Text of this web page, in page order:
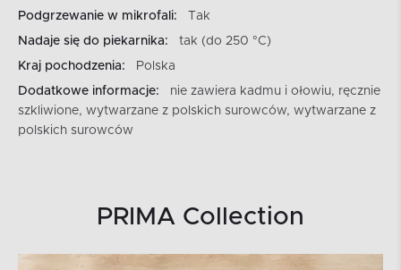
Podgrzewanie w mikrofali:
Tak
Nadaje się do piekarnika:
tak (do 250 °C)
Kraj pochodzenia:
Polska
Dodatkowe informacje:
nie zawiera kadmu i ołowiu, ręcznie
szkliwione, wytwarzane z polskich surowców, wytwarzane z
polskich surowców
PRIMA Collection